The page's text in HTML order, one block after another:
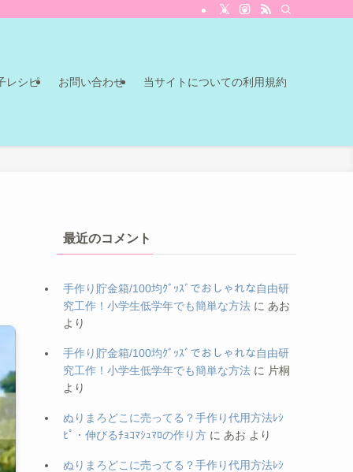
レシピ お問い合わせ 当サイトについての利用規約
最近のコメント
手作り貯金箱/100均ｸﾞｯｽﾞでおしゃれな自由研
究工作！小学生低学年でも簡単な方法 に あお
より
手作り貯金箱/100均ｸﾞｯｽﾞでおしゃれな自由研
究工作！小学生低学年でも簡単な方法 に 片桐
より
ぬりまろどこに売ってる？手作り代用方法ﾚｼ
ﾋﾟ・伸びるﾁｮｺﾏｼｭﾏﾛの作り方 に あお より
ぬりまろどこに売ってる？手作り代用方法ﾚｼ